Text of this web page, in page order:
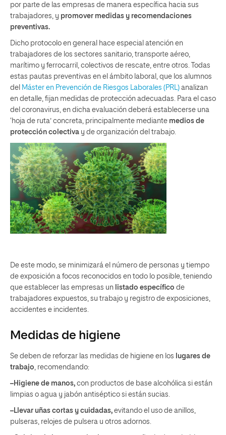
por parte de las empresas de manera específica hacia sus
trabajadores, y promover medidas y recomendaciones
preventivas.
Dicho protocolo en general hace especial atención en
trabajadores de los sectores sanitario, transporte aéreo,
marítimo y ferrocarril, colectivos de rescate, entre otros. Todas
estas pautas preventivas en el ámbito laboral, que los alumnos
del Máster en Prevención de Riesgos Laborales (PRL) analizan
en detalle, fijan medidas de protección adecuadas. Para el caso
del coronavirus, en dicha evaluación deberá establecerse una
‘hoja de ruta’ concreta, principalmente mediante medios de
protección colectiva y de organización del trabajo.
De este modo, se minimizará el número de personas y tiempo
de exposición a focos reconocidos en todo lo posible, teniendo
que establecer las empresas un listado específico de
trabajadores expuestos, su trabajo y registro de exposiciones,
accidentes e incidentes.
Medidas de higiene
Se deben de reforzar las medidas de higiene en los
lugares de
trabajo , recomendando:
–Higiene de manos, con productos de base alcohólica si están
limpias o agua y jabón antiséptico si están sucias.
–Llevar uñas cortas y cuidadas, evitando el uso de anillos,
pulseras, relojes de pulsera u otros adornos.